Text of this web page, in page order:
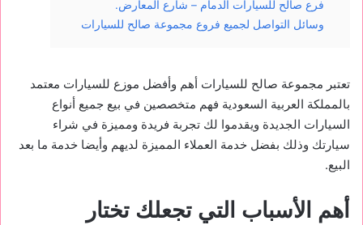
فرع صالح للسيارات الدمام – شارع المعارض.
وسائل التواصل لجميع فروع مجموعة صالح للسيارات
تعتبر مجموعة صالح للسيارات أهم وأفضل موزع للسيارات معتمد
بالمملكة العربية السعودية فهم متخصصين في بيع جميع أنواع
السيارات الجديدة ويقدموا لك تجربة فريدة ومميزة في شراء
سيارتك وذلك بفضل خدمة العملاء المميزة لديهم وأيضا خدمة ما بعد
البيع.
أهم الأسباب التي تجعلك تختار